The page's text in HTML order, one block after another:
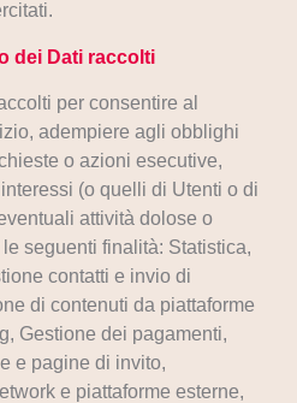
dei Dati raccolti
per consentire al
adempiere agli obblighi
o azioni esecutive,
(o quelli di Utenti o di
attività dolose o
seguenti finalità: Statistica,
contatti e invio di
di contenuti da piattaforme
Gestione dei pagamenti,
e pagine di invito,
e piattaforme esterne,